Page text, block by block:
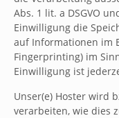
Abs. 1 lit. a DSGVO
Einwilligung die
auf Informationen im
Fingerprinting) im
Einwilligung ist
Unser(e) Hoster wird
verarbeiten, wie dies